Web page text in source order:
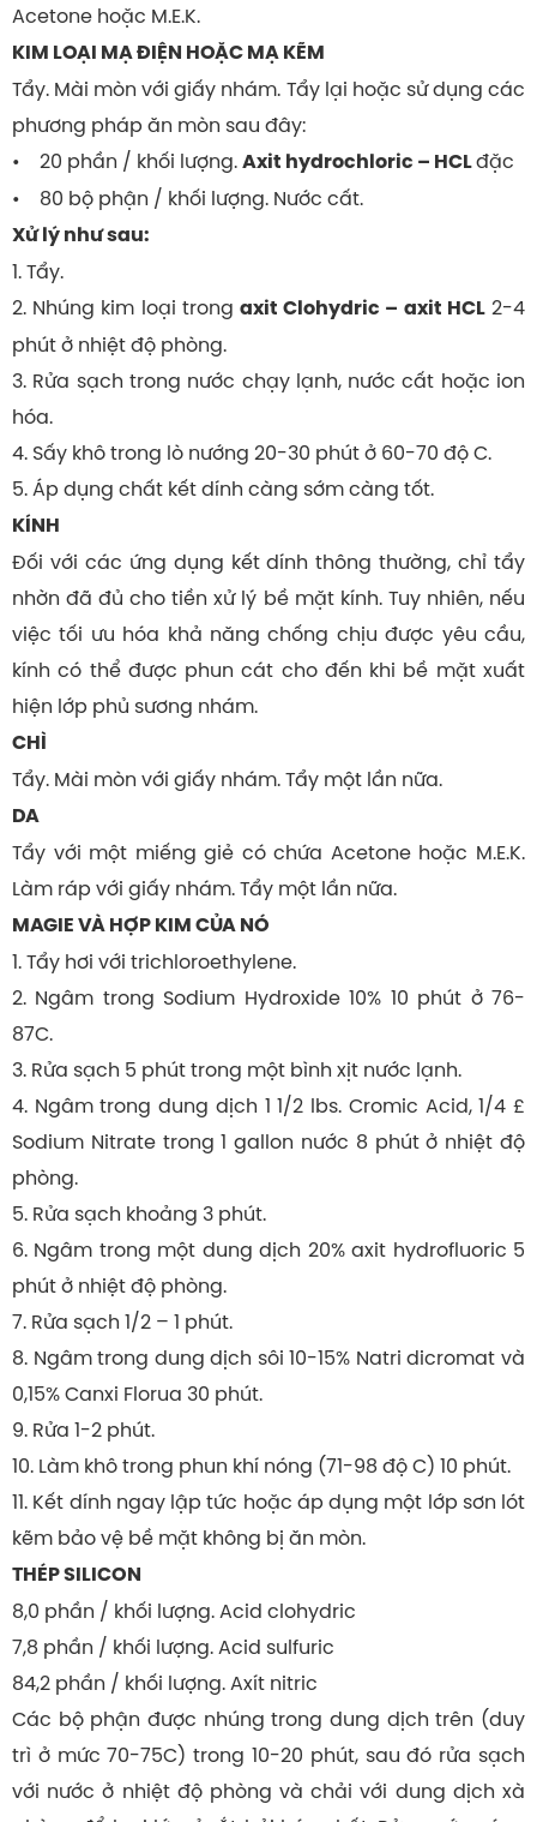
Acetone hoặc M.E.K.
KIM LOẠI MẠ ĐIỆN HOẶC MẠ KẼM
Tẩy. Mài mòn với giấy nhám. Tẩy lại hoặc sử dụng các
phương pháp ăn mòn sau đây:
• 20 phần / khối lượng.Axit hydrochloric – HCLđặc
• 80 bộ phận / khối lượng. Nước cất.
Xử lý như sau:
1. Tẩy.
2. Nhúng kim loại trong axit Clohydric – axit HCL2-4
phút ở nhiệt độ phòng.
3. Rửa sạch trong nước chạy lạnh, nước cất hoặc ion
hóa.
4. Sấy khô trong lò nướng 20-30 phút ở 60-70 độ C.
5. Áp dụng chất kết dính càng sớm càng tốt.
KÍNH
Đối với các ứng dụng kết dính thông thường, chỉ tẩy
nhờn đã đủ cho tiền xử lý bề mặt kính. Tuy nhiên, nếu
việc tối ưu hóa khả năng chống chịu được yêu cầu,
kính có thể được phun cát cho đến khi bề mặt xuất
hiện lớp phủ sương nhám.
CHÌ
Tẩy. Mài mòn với giấy nhám. Tẩy một lần nữa.
DA
Tẩy với một miếng giẻ có chứa Acetone hoặc M.E.K.
Làm ráp với giấy nhám. Tẩy một lần nữa.
MAGIE VÀ HỢP KIM CỦA NÓ
1. Tẩy hơi với trichloroethylene.
2. Ngâm trong Sodium Hydroxide 10% 10 phút ở 76-
87C.
3. Rửa sạch 5 phút trong một bình xịt nước lạnh.
4. Ngâm trong dung dịch 1 1/2 lbs. Cromic Acid, 1/4 £
Sodium Nitrate trong 1 gallon nước 8 phút ở nhiệt độ
phòng.
5. Rửa sạch khoảng 3 phút.
6. Ngâm trong một dung dịch 20% axit hydrofluoric 5
phút ở nhiệt độ phòng.
7. Rửa sạch 1/2 – 1 phút.
8. Ngâm trong dung dịch sôi 10-15% Natri dicromat và
0,15% Canxi Florua 30 phút.
9. Rửa 1-2 phút.
10. Làm khô trong phun khí nóng (71-98 độ C) 10 phút.
11. Kết dính ngay lập tức hoặc áp dụng một lớp sơn lót
kẽm bảo vệ bề mặt không bị ăn mòn.
THÉP SILICON
8,0 phần / khối lượng. Acid clohydric
7,8 phần / khối lượng. Acid sulfuric
84,2 phần / khối lượng. Axít nitric
Các bộ phận được nhúng trong dung dịch trên (duy
trì ở mức 70-75C) trong 10-20 phút, sau đó rửa sạch
với nước ở nhiệt độ phòng và chải với dung dịch xà